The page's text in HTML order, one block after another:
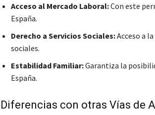
Acceso al Mercado Laboral:Con este
España.
Derecho a Servicios Sociales:Acceso a
sociales.
Estabilidad Familiar:Garantiza la
España.
Diferencias con otras Vías de